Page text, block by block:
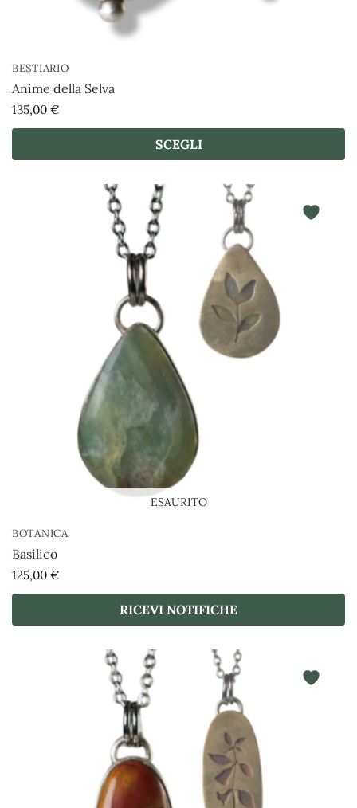
BESTIARIO
Anime della Selva
135,00 €
SCEGLI
ESAURITO
BOTANICA
Basilico
125,00 €
RICEVI NOTIFICHE